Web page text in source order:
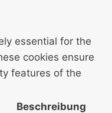
essential for the
cookies ensure
features of the
Beschreibung